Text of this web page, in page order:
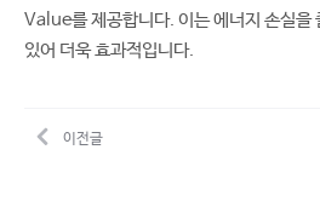
Value를 제공합니다. 이는 에너지 손실을
있어 더욱 효과적입니다.
이전글